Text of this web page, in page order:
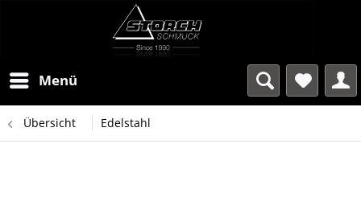
Menü
Übersicht Edelstahl